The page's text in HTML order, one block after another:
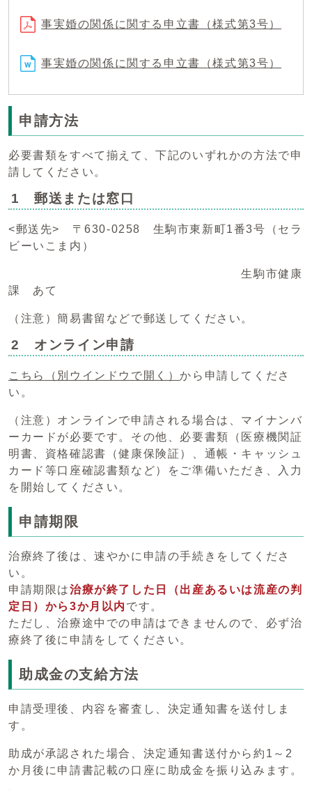
事実婚の関係に関する申立書（様式第3号）
事実婚の関係に関する申立書（様式第3号）
申請方法
必要書類をすべて揃えて、下記のいずれかの方法で申
請してください。
1 郵送または窓口
<郵送先> 〒630-0258 生駒市東新町1番3号（セラ
ビーいこま内）
生駒市健康
課 あて
（注意）簡易書留などで郵送してください。
2 オンライン申請
こちら （別ウインドウで開く）から申請してくださ
い。
（注意）オンラインで申請される場合は、マイナンバ
ーカードが必要です。その他、必要書類（医療機関証
明書、資格確認書（健康保険証）、通帳・キャッシュ
カード等口座確認書類など）をご準備いただき、入力
を開始してください。
申請期限
治療終了後は、速やかに申請の手続きをしてくださ
い。
申請期限は治療が終了した日（出産あるいは流産の判
定日）から3か月以内 です。
ただし、治療途中での申請はできませんので、必ず治
療終了後に申請をしてください。
助成金の支給方法
申請受理後、内容を審査し、決定通知書を送付しま
す。
助成が承認された場合、決定通知書送付から約1～2
か月後に申請書記載の口座に助成金を振り込みます。